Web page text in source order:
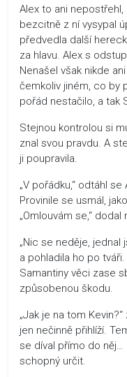
Alex to ani
bezcitně z ní vysypal
předvedla další
za hlavu. Alex s
Nenašel však nikde
čemkoliv jiném, co by
pořád nestačilo, a tak
Stejnou kontrolou si
znal svou pravdu. A
ji poupravila.
„V pořádku,“ odtáhl
Provinile se usmál,
„Omlouvám se,“ dodal
„Nic se neděje, jednal
a pohladila ho po
Samantiny věci zase
způsobenou škodu.
„Jak je na tom
jen nečinně přihlíží.
se díval přímo do něj…
schopný určit.